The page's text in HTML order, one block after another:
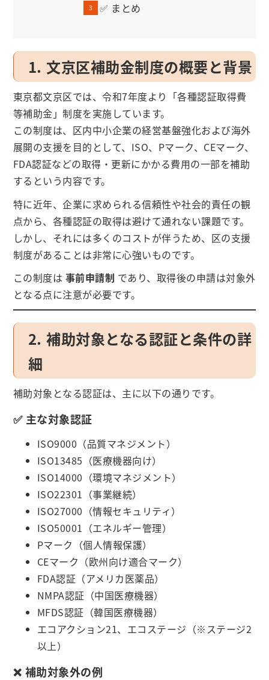
✅ まとめ
1. 文京区補助金制度の概要と背景
東京都文京区では、令和7年度より「各種認証取得費
等補助金」制度を実施しています。
この制度は、区内中小企業の経営基盤強化および海外
展開の支援を目的として、ISO、Pマーク、CEマーク、
FDA認証などの取得・更新にかかる費用の一部を補助
するという内容です。
特に近年、企業に求められる信頼性や社会的責任の観
点から、各種認証の取得は避けて通れない課題です。
しかし、それには多くのコストが伴うため、区の支援
制度があることは非常に心強いものです。
この制度は 事前申請制 であり、取得後の申請は対象外
となる点に注意が必要です。
2. 補助対象となる認証と条件の詳
細
補助対象となる認証は、主に以下の通りです。
✅ 主な対象認証
ISO9000（品質マネジメント）
ISO13485（医療機器向け）
ISO14000（環境マネジメント）
ISO22301（事業継続）
ISO27000（情報セキュリティ）
ISO50001（エネルギー管理）
Pマーク（個人情報保護）
CEマーク（欧州向け適合マーク）
FDA認証（アメリカ医薬品）
NMPA認証（中国医療機器）
MFDS認証（韓国医療機器）
エコアクション21、エコステージ（※ステージ2
以上）
❌ 補助対象外の例